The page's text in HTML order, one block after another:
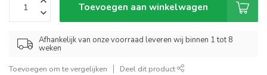
Toevoegen aan winkelwagen
Afhankelijk van onze voorraad leveren wij binnen 1 tot 8
weken
Toevoegen om te vergelijken Deel dit product